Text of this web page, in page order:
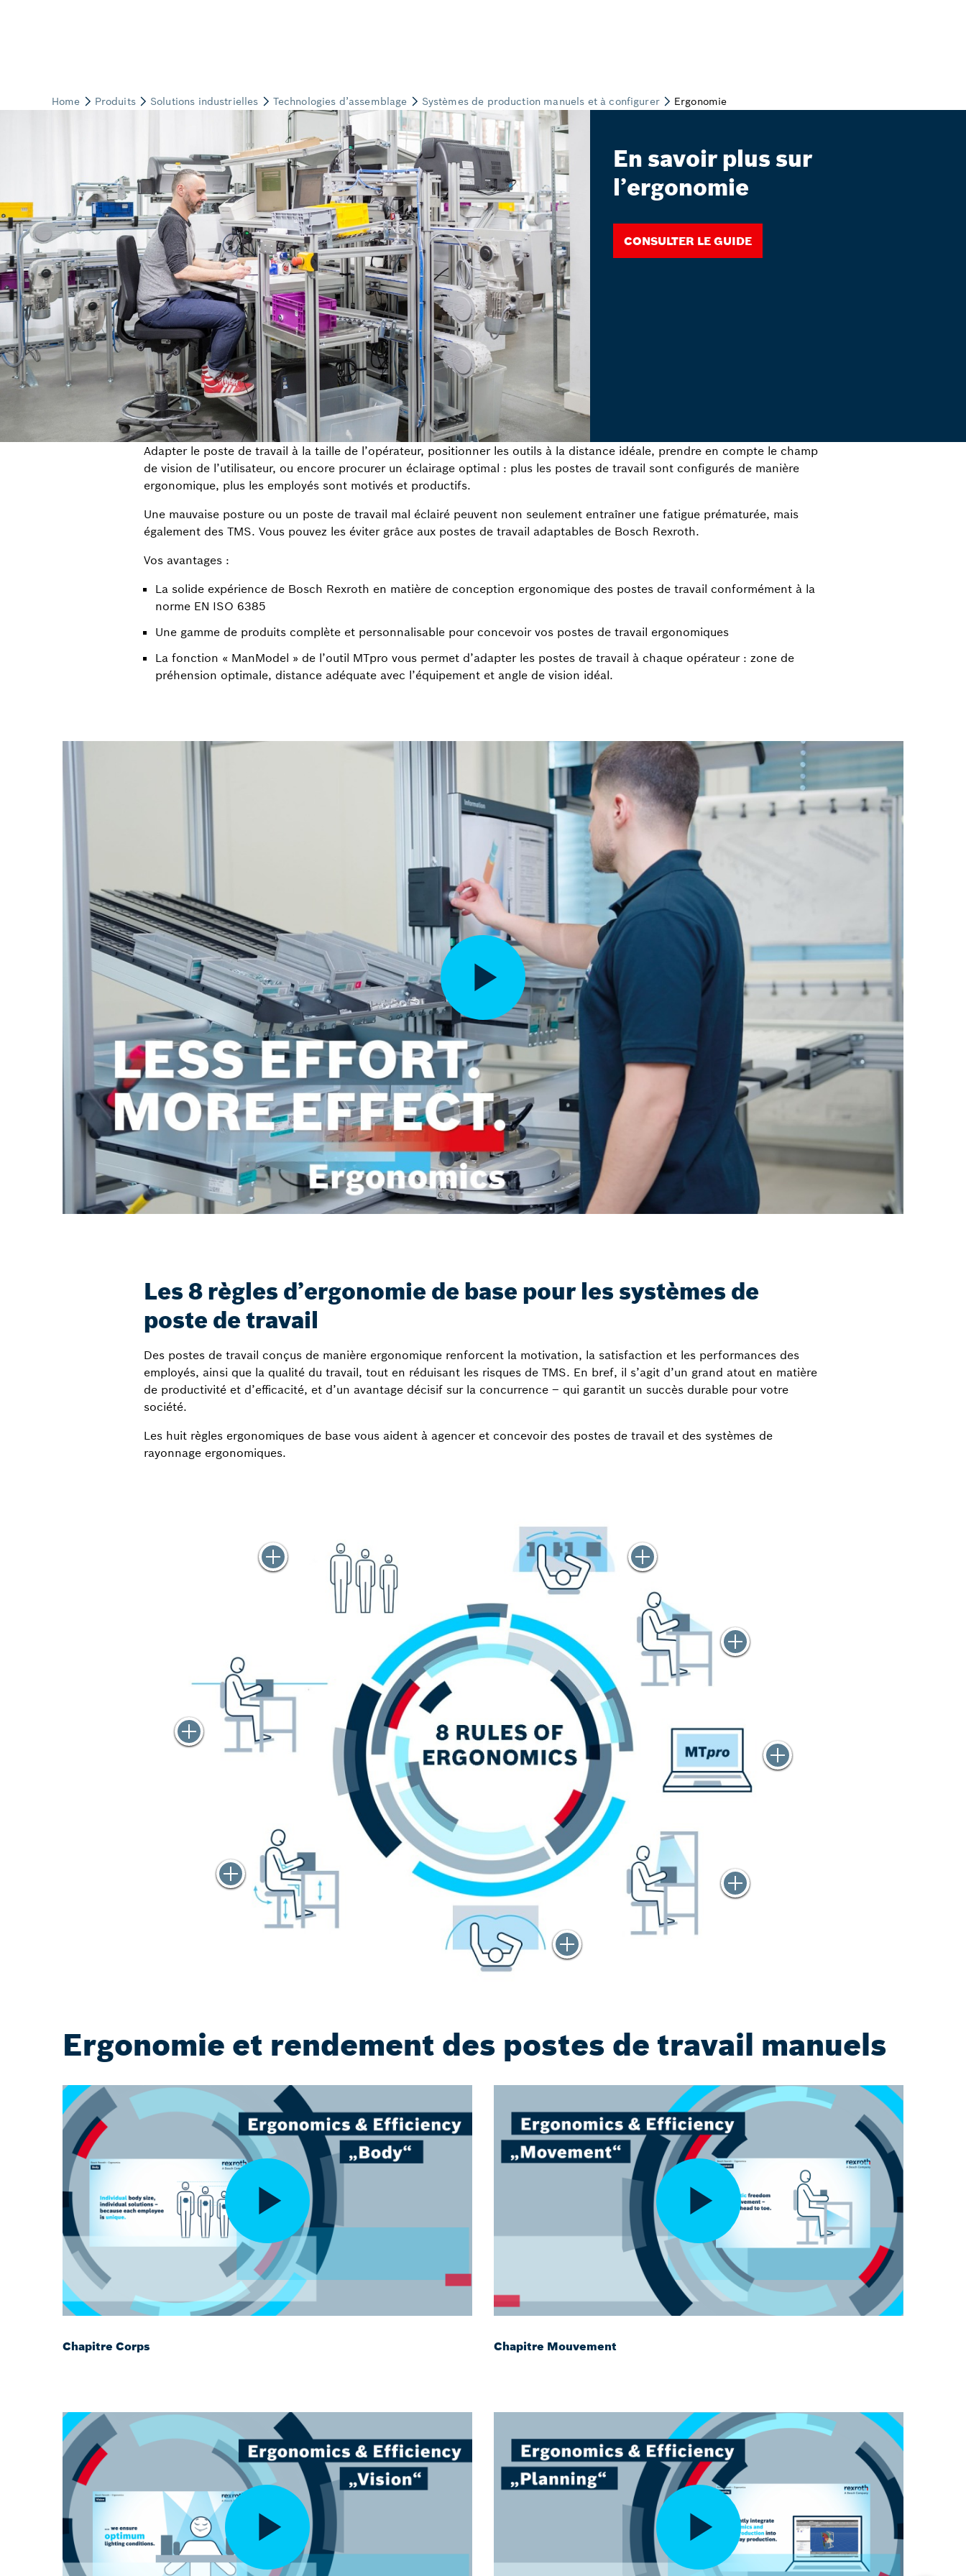
En savoir plus sur
l’ergonomie
Consulter le guide
Adapter le poste de travail à la taille de l’opérateur, positionner les outils à la distance idéale, prendre en compte le champ
de vision de l’utilisateur, ou encore procurer un éclairage optimal : plus les postes de travail sont configurés de manière
ergonomique, plus les employés sont motivés et productifs.
Une mauvaise posture ou un poste de travail mal éclairé peuvent non seulement entraîner une fatigue prématurée, mais
également des TMS. Vous pouvez les éviter grâce aux postes de travail adaptables de Bosch Rexroth.
Vos avantages :
La solide expérience de Bosch Rexroth en matière de conception ergonomique des postes de travail conformément à la
norme EN ISO 6385
Une gamme de produits complète et personnalisable pour concevoir vos postes de travail ergonomiques
La fonction « ManModel » de l’outil MTpro vous permet d’adapter les postes de travail à chaque opérateur : zone de
préhension optimale, distance adéquate avec l’équipement et angle de vision idéal.
Les 8 règles d’ergonomie de base pour les systèmes de
poste de travail
Des postes de travail conçus de manière ergonomique renforcent la motivation, la satisfaction et les performances des
employés, ainsi que la qualité du travail, tout en réduisant les risques de TMS. En bref, il s’agit d’un grand atout en matière
de productivité et d’efficacité, et d’un avantage décisif sur la concurrence – qui garantit un succès durable pour votre
société.
Les huit règles ergonomiques de base vous aident à agencer et concevoir des postes de travail et des systèmes de
rayonnage ergonomiques.
Ergonomie et rendement des postes de travail manuels
Chapitre Corps Chapitre Mouvement